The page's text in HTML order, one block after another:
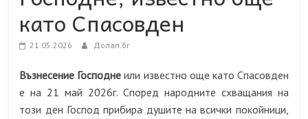
като Спасовден
21.05.2026 Долап.бг
Възнесение Господне или известно още като Спасовден
e на 21 май 2026г. Според народните схващания на
този ден Господ прибира душите на всички покойници,